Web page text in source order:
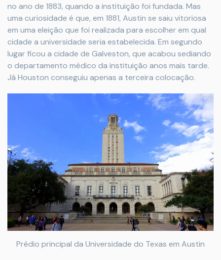
no ano de 1883, quando a instituição foi fundada. Mas
uma curiosidade é que, em 1881, Austin se saiu vitoriosa
em uma eleição que foi realizada para escolher em qual
cidade a universidade seria estabelecida. Em segundo
lugar ficou a cidade de Galveston, que acabou sediando
o departamento médico da instituição anos mais tarde.
Já Houston conseguiu apenas a terceira colocação.
Prédio principal da Universidade do Texas em Austin